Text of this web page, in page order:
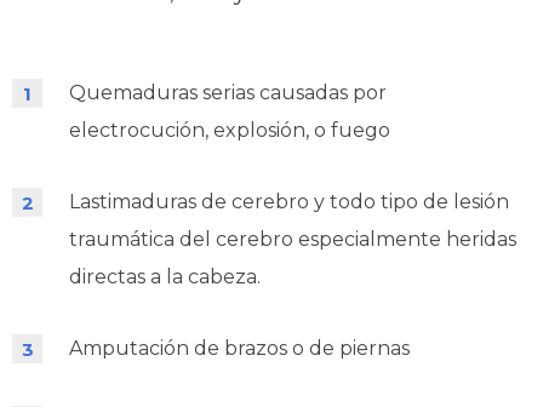
Quemaduras serias causadas por
electrocución, explosión, o fuego
Lastimaduras de cerebro y todo tipo de lesión
traumática del cerebro especialmente heridas
directas a la cabeza.
Amputación de brazos o de piernas